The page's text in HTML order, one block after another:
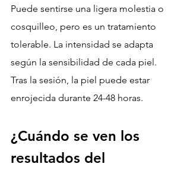
Puede sentirse una ligera molestia o
cosquilleo, pero es un tratamiento
tolerable. La intensidad se adapta
según la sensibilidad de cada piel.
Tras la sesión, la piel puede estar
enrojecida durante 24-48 horas.
¿Cuándo se ven los
resultados del